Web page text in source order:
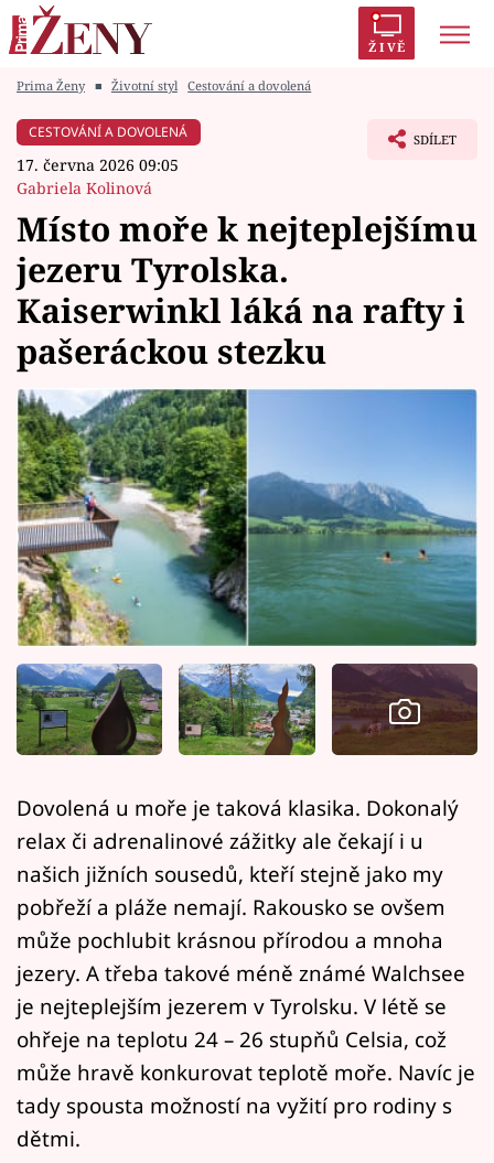
ŽIVĚ
Módní alarm
Zrádci
Témata
Celebrity
Vztahy
Seriály
Horoskopy
Sledujte prima+
Filmový festival Karlovy Vary
Pořady
Mámy sobě
Sledujte nás
Prima Ženy ■ Životní styl Cestování a dovolená
CESTOVÁNÍ A DOVOLENÁ
17. června 2026 09:05
Gabriela Kolinová
SDÍLET
Místo moře k nejteplejšímu
jezeru Tyrolska.
Kaiserwinkl láká na rafty i
pašeráckou stezku
Dovolená u moře je taková klasika. Dokonalý
relax či adrenalinové zážitky ale čekají i u
našich jižních sousedů, kteří stejně jako my
pobřeží a pláže nemají. Rakousko se ovšem
může pochlubit krásnou přírodou a mnoha
jezery. A třeba takové méně známé Walchsee
je nejteplejším jezerem v Tyrolsku. V létě se
ohřeje na teplotu 24 – 26 stupňů Celsia, což
může hravě konkurovat teplotě moře. Navíc je
tady spousta možností na vyžití pro rodiny s
dětmi.